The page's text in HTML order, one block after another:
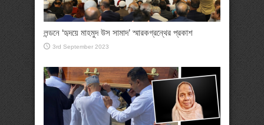
লন্ডনে ‘হৃদয়ে মাহমুদ উস সামাদ’ স্মারকগ্রন্থের প্রকাশ
3rd September 2023